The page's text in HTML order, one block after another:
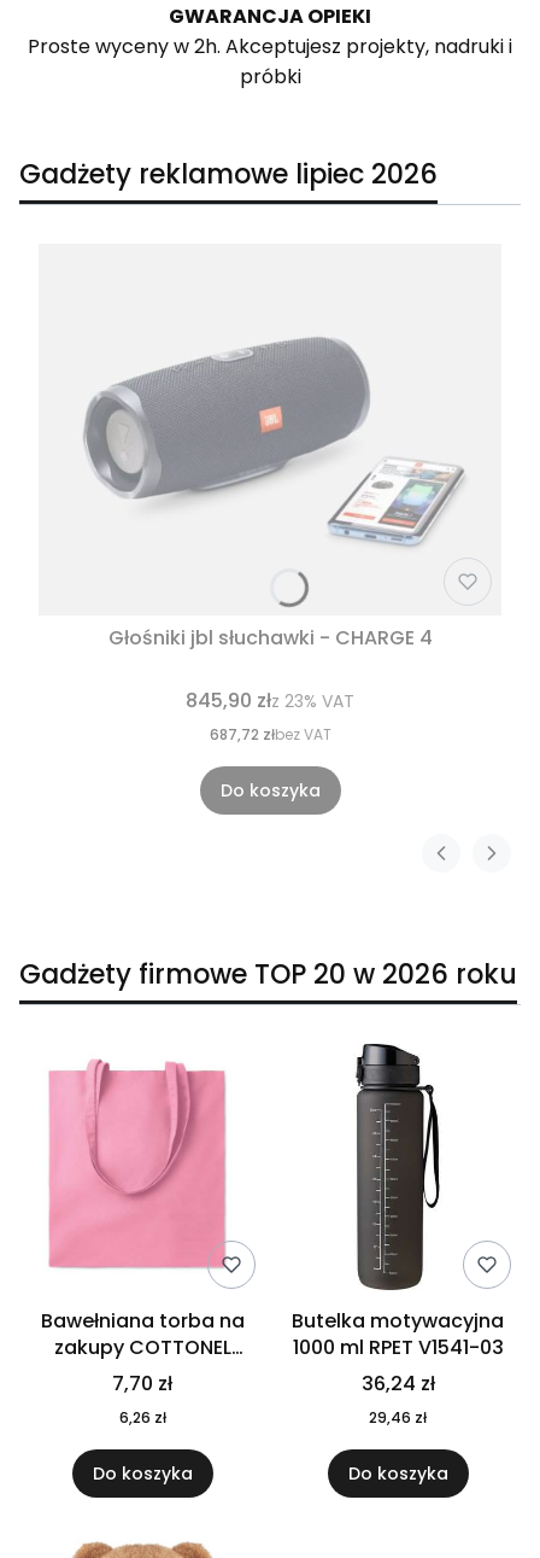
GWARANCJA OPIEKI
Proste wyceny w 2h. Akceptujesz projekty, nadruki i
próbki
Gadżety reklamowe lipiec 2026
Głośniki jbl słuchawki - CHARGE 4
845,90 złz 23% VAT
687,72 złbez VAT
Do koszyka
Gadżety firmowe TOP 20 w 2026 roku
Bawełniana torba na
zakupy COTTONEL
COLOUR++ MO9846-11
7,70 zł
6,26 zł
Do koszyka
Butelka motywacyjna
1000 ml RPET V1541-03
36,24 zł
29,46 zł
Do koszyka